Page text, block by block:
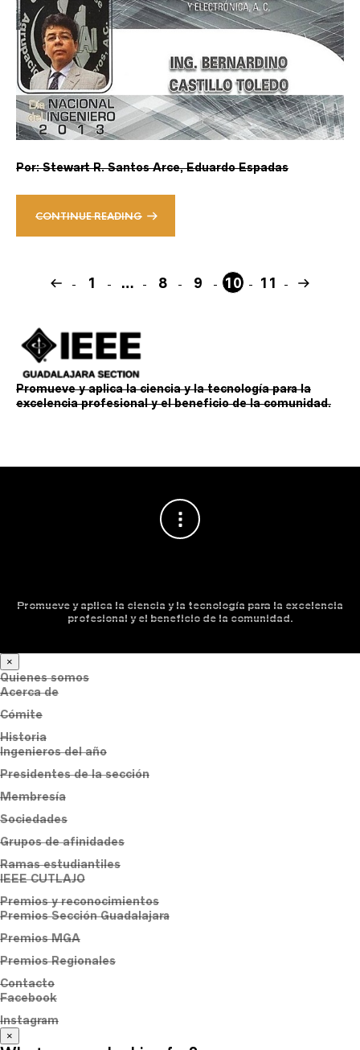
Por: Stewart R. Santos Arce, Eduardo Espadas
CONTINUE READING
1 … 8 9 10 11
Promueve y aplica la ciencia y la tecnología para la
excelencia profesional y el beneficio de la comunidad.
Promueve y aplica la ciencia y la tecnología para la excelencia
profesional y el beneficio de la comunidad.
×
Quienes somos
Acerca de
Cómite
Historia
Ingenieros del año
Presidentes de la sección
Membresía
Sociedades
Grupos de afinidades
Ramas estudiantiles
IEEE CUTLAJO
Premios y reconocimientos
Premios Sección Guadalajara
Premios MGA
Premios Regionales
Contacto
Facebook
Instagram
×